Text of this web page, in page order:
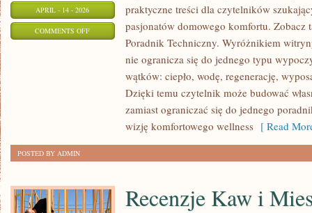
APRIL - 14 - 2026
COMMENTS OFFON
TECHNICZNY
praktyczne treści dla czytelników
pasjonatów domowego komfortu. Zobacz
Poradnik Techniczny. Wyróżnikiem
nie ogranicza się do jednego typu
wątków: ciepło, wodę, regenerację,
Dzięki temu czytelnik może budować
zamiast ograniczać się do jednego
wizję komfortowego wellness [ Read
POSTED BY ADMIN
Recenzje Kaw i